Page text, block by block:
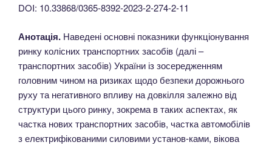
DOI: 10.33868/0365-8392-2023-2-274-2-11
Анотація. Наведені основні показники функціонування
ринку колісних транспортних засобів (далі –
транспортних засобів) України із зосередженням
головним чином на ризиках щодо безпеки дорожнього
руху та негативного впливу на довкілля залежно від
структури цього ринку, зокрема в таких аспектах, як
частка нових транспортних засобів, частка автомобілів
з електрифікованими силовими установ-ками, вікова